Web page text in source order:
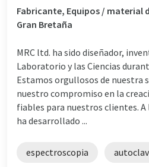
Fabricante, Equipos /
Gran Bretaña
MRC ltd. ha sido diseñador,
Laboratorio y las Ciencias
Estamos orgullosos de nuestra
nuestro compromiso en la
fiables para nuestros clientes. A
ha desarrollado ...
espectroscopia